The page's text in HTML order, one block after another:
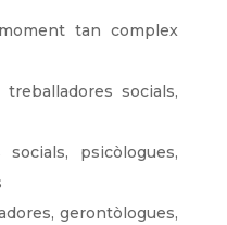
tan complex
socials,
socials, psicòlogues,
gerontòlogues,